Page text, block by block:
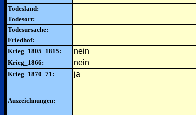
Todesland:
Todesort:
Todesursache:
Friedhof:
Krieg_1805_1815:
nein
Krieg_1866: nein
Krieg_1870_71: ja
Auszeichnungen: